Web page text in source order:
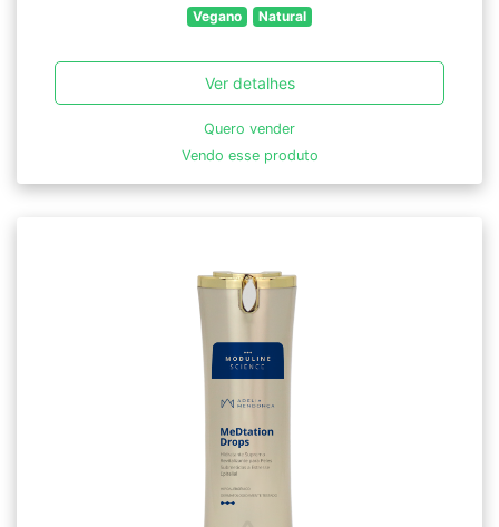
Vegano
Natural
Ver detalhes
Quero vender
Vendo esse produto